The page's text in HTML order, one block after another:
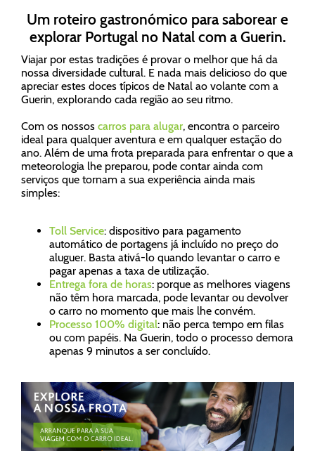
Um roteiro gastronómico para saborear e
explorar Portugal no Natal com a Guerin.
Viajar por estas tradições é provar o melhor que há da
nossa diversidade cultural. E nada mais delicioso do que
apreciar estes doces típicos de Natal ao volante com a
Guerin, explorando cada região ao seu ritmo.
Com os nossos carros para alugar, encontra o parceiro
ideal para qualquer aventura e em qualquer estação do
ano. Além de uma frota preparada para enfrentar o que a
meteorologia lhe preparou, pode contar ainda com
serviços que tornam a sua experiência ainda mais
simples:
Toll Service: dispositivo para pagamento
automático de portagens já incluído no preço do
aluguer. Basta ativá-lo quando levantar o carro e
pagar apenas a taxa de utilização.
Entrega fora de horas: porque as melhores viagens
não têm hora marcada, pode levantar ou devolver
o carro no momento que mais lhe convém.
Processo 100% digital: não perca tempo em filas
ou com papéis. Na Guerin, todo o processo demora
apenas 9 minutos a ser concluído.